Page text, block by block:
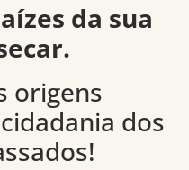
da sua
origens
dos